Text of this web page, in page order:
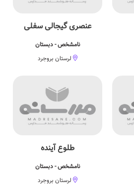
عنصری گیجالی سفلی
نامشخص - دبستان
لرستان بروجرد
طلوع آینده
نامشخص - دبستان
لرستان بروجرد